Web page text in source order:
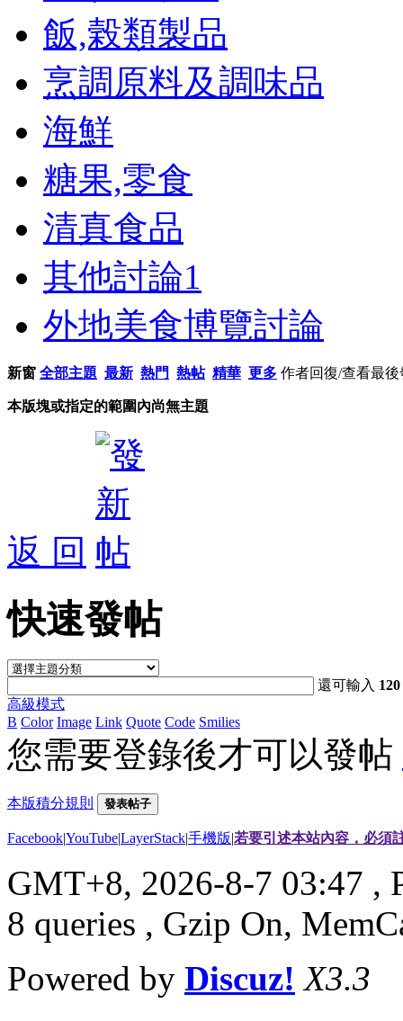
飯,榖類製品
烹調原料及調味品
海鮮
糖果,零食
清真食品
其他討論1
外地美食博覽討論
新窗 全部主題 最新 熱門 熱帖 精華 更多 作者回復/查看最後
本版塊或指定的範圍內尚無主題
返 回
快速發帖
還可輸入 120
高級模式
B Color Image Link Quote Code Smilies
您需要登錄後才可以發帖
本版積分規則 發表帖子
Facebook|YouTube|LayerStack|手機版|若要引述本站內容，必須
GMT+8, 2026-8-7 03:47 ,
8 queries , Gzip On,
Powered by Discuz! X3.3